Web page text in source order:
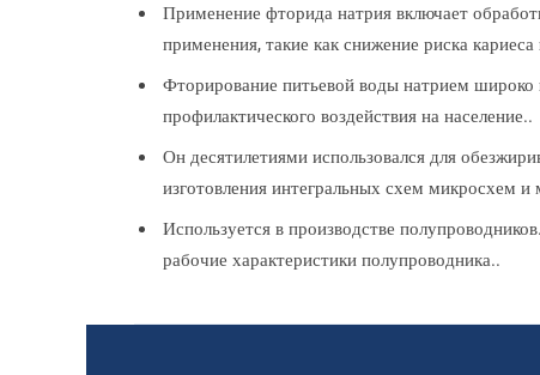
Применение фторида натрия включает
применения, такие как снижение риска кариеса
Фторирование питьевой воды натрием широко
профилактического воздействия на население..
Он десятилетиями использовался для
изготовления интегральных схем микросхем
Используется в производстве
рабочие характеристики полупроводника..